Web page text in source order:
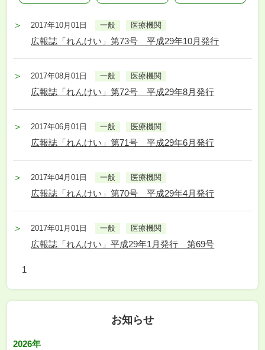
2017年10月01日 一般 医療機関
広報誌「れんけい」第73号 平成29年10月発行
2017年08月01日 一般 医療機関
広報誌「れんけい」第72号 平成29年8月発行
2017年06月01日 一般 医療機関
広報誌「れんけい」第71号 平成29年6月発行
2017年04月01日 一般 医療機関
広報誌「れんけい」第70号 平成29年4月発行
2017年01月01日 一般 医療機関
広報誌「れんけい」平成29年1月発行 第69号
1
お知らせ
2026年